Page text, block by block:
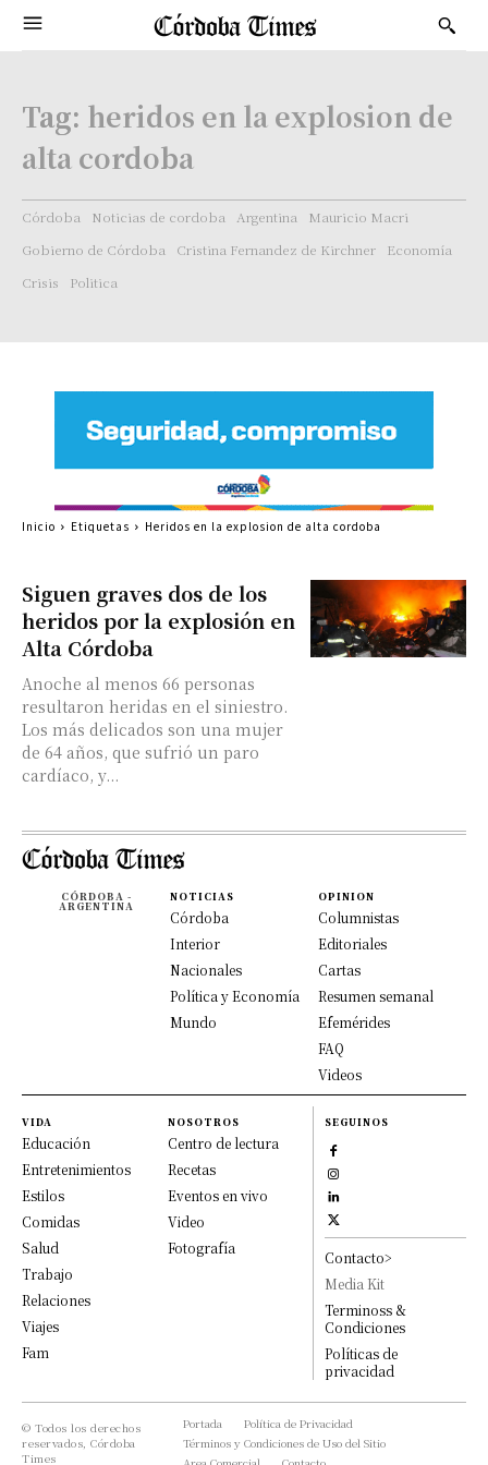
Tag: heridos en la explosion de
alta cordoba
Córdoba Noticias de cordoba Argentina
Mauricio Macri
Gobierno de Córdoba
Cristina Fernandez de Kirchner
Economía
Crisis
Politica
Siguen graves dos de los
heridos por la explosión en
Alta Córdoba
Anoche al menos 66 personas
resultaron heridas en el siniestro.
Los más delicados son una mujer
de 64 años, que sufrió un paro
cardíaco, y...
Inicio Etiquetas Heridos en la explosion de alta cordoba
CÓRDOBA -
ARGENTINA
NOTICIAS
Córdoba
Interior
Nacionales
Política y Economía
Mundo
OPINION
Columnistas
Editoriales
Cartas
Resumen semanal
Efemérides
FAQ
Videos
VIDA
Educación
Entretenimientos
Estilos
Comidas
Salud
Trabajo
Relaciones
Viajes
Fam
NOSOTROS
Centro de lectura
Recetas
Eventos en vivo
Video
Fotografía
SEGUINOS
Contacto>
Media Kit
Terminoss &
Condiciones
Políticas de
privacidad
© Todos los derechos
reservados, Córdoba
Times
Portada
Política de Privacidad
Términos y Condiciones de Uso del Sitio